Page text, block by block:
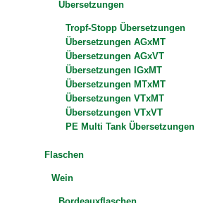
Übersetzungen
Tropf-Stopp Übersetzungen
Übersetzungen AGxMT
Übersetzungen AGxVT
Übersetzungen IGxMT
Übersetzungen MTxMT
Übersetzungen VTxMT
Übersetzungen VTxVT
PE Multi Tank Übersetzungen
Flaschen
Wein